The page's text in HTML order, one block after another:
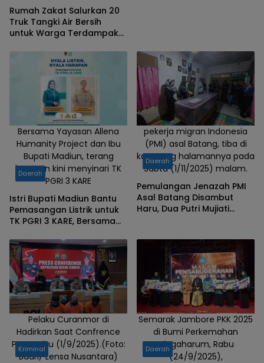
Rumah Zakat Salurkan 20
Truk Tangki Air Bersih
untuk Warga Terdampak
Bersama Yayasan Allena
Humanity Project dan Ibu
Bupati Madiun, terang
harapan kini menyinari TK
PGRI 3 KARE
Daerah
Istri Bupati Madiun Bantu
Pemasangan Listrik untuk
TK PGRI 3 KARE, Bersama
Project
pekerja migran Indonesia
(PMI) asal Batang, tiba di
kampung halamannya pada
Sabtu (1/11/2025) malam.
Daerah
Pemulangan Jenazah PMI
Asal Batang Disambut
Haru, Dua Putri Mujiati
Project
Pelaku Curanmor di
Hadirkan Saat Confrence
Pers, Rabu (1/9/2025).(Foto:
Badri/ Lensa Nusantara)
Kriminal
Semarak Jambore PKK 2025
di Bumi Perkemahan
Glagaharum, Rabu
(24/9/2025),
Daerah